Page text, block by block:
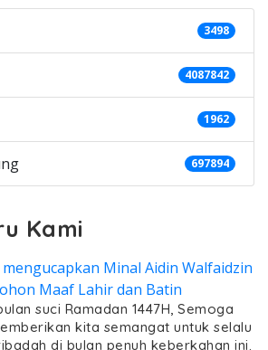
3498
4087842
1962
697894
Kami
suci Ramadan 1447H, Semoga
kita semangat untuk selalu
di bulan penuh keberkahan ini.